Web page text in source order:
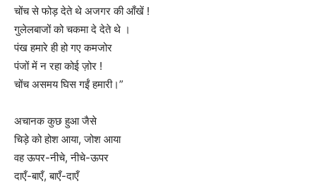
चोंच से फोड़ देते थे अजगर की आँखें !
गुलेलबाजों को चकमा दे देते थे ।
पंख हमारे ही हो गए कमजोर
पंजों में न रहा कोई ज़ोर !
चोंच असमय घिस गईं हमारी।”
अचानक कुछ हुआ जैसे
चिड़े को होश आया, जोश आया
वह ऊपर-नीचे, नीचे-ऊपर
दाएँ-बाएँ, बाएँ-दाएँ